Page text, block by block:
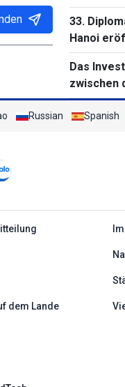
Ba-Den-
33.
Hanoi
Das
zwischen
Russian Spanish
dem Lande